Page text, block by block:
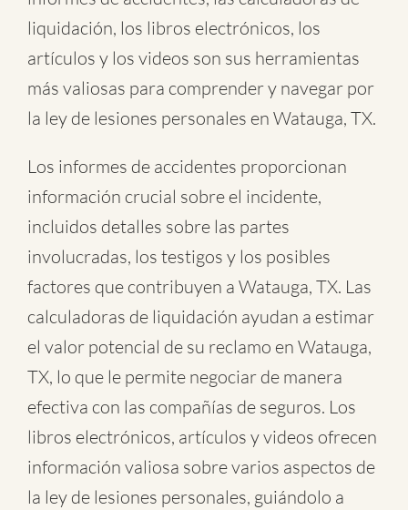
liquidación, los libros electrónicos, los
artículos y los videos son sus herramientas
más valiosas para comprender y navegar por
la ley de lesiones personales en Watauga, TX.
Los informes de accidentes proporcionan
información crucial sobre el incidente,
incluidos detalles sobre las partes
involucradas, los testigos y los posibles
factores que contribuyen a Watauga, TX. Las
calculadoras de liquidación ayudan a estimar
el valor potencial de su reclamo en Watauga,
TX, lo que le permite negociar de manera
efectiva con las compañías de seguros. Los
libros electrónicos, artículos y videos ofrecen
información valiosa sobre varios aspectos de
la ley de lesiones personales, guiándolo a